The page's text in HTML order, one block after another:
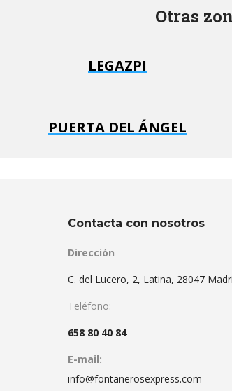
Otras
LEGAZPI
PUERTA DEL ÁNGEL
Contacta con nosotros
Dirección
C. del Lucero, 2, Latina, 28047
Teléfono:
658 80 40 84
E-mail:
info@fontanerosexpress.com